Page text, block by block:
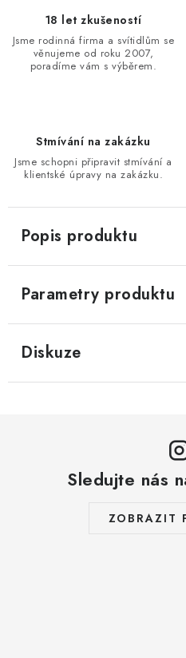
18 let zkušeností
Jsme rodinná firma a svítidlům se
věnujeme od roku 2007,
poradíme vám s výběrem.
Stmívání na zakázku
Jsme schopni připravit stmívání a
klientské úpravy na zakázku.
Popis produktu
Parametry produktu
Diskuze
Sledujte nás
ZOBRAZIT